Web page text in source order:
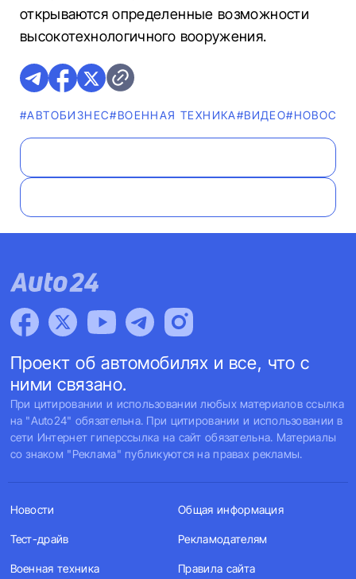
открываются определенные возможности
высокотехнологичного вооружения.
#AВТОБИЗНЕС#ВОЕННАЯ ТЕХНИКА#ВИДЕО#НОВОСТИ
Проект об автомобилях и все, что с
ними связано.
При цитировании и использовании любых материалов ссылка
на "Auto24" обязательна. При цитировании и использовании в
сети Интернет гиперссылка на сайт обязательна. Материалы
со знаком "Реклама" публикуются на правах рекламы.
Новости
Тест-драйв
Военная техника
Общая информация
Рекламодателям
Правила сайта